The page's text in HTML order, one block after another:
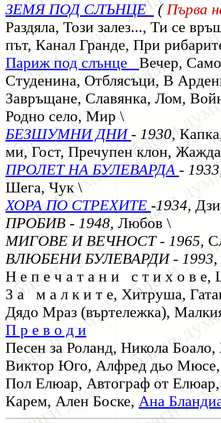
ЗЕМЯ ПОД СЛЪНЦЕ (Първа
Раздяла, Този залез..., Ти се
път, Канал Гранде, При
Париж под слънце Вечер,
Студенина, Отблясъци, В
Завръщане, Славянка, Лом,
Родно село, Мир \
БЕЗШУМНИ ДНИ - 1930,
ми, Гост, Пречупен клон,
ПРОЛЕТ НА БУЛЕВАРДА -
Шега, Чук \
ХОРА ПО СТРЕХИТЕ -1934,
ПРОБИВ - 1948, Любов \
МИГОВЕ И ВЕЧНОСТ - 1965,
ВЛЮБЕНИ БУЛЕВАРДИ - 1993,
Н е п е ч а т а н и с т и х о в е,
З а м а л к и т е, Хитруша,
Дядо Мраз (въртележка),
П р е в о д и
Песен за Роланд, Никола
Виктор Юго, Алфред дьо
Пол Елюар, Автограф от
Карем, Ален Боске, Ана